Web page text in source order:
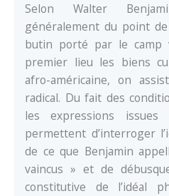
Selon Walter
généralement du point
butin porté par le camp
premier lieu les biens
afro-américaine, on
radical. Du fait des
les expressions issues
permettent d’interroger
de ce que Benjamin
vaincus » et de
constitutive de l’idéal